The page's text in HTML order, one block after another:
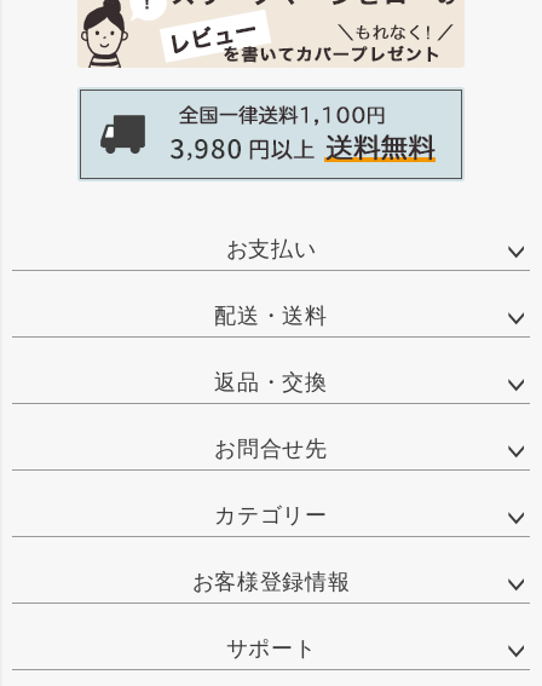
お支払い
配送・送料
返品・交換
お問合せ先
カテゴリー
お客様登録情報
サポート